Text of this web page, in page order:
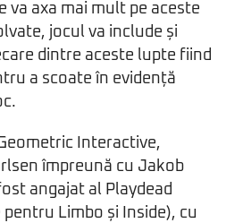
va axa mai mult pe aceste
jocul va include și
dintre aceste lupte fiind
a scoate în evidență
Interactive,
împreună cu Jakob
angajat al Playdead
Limbo și Inside), cu